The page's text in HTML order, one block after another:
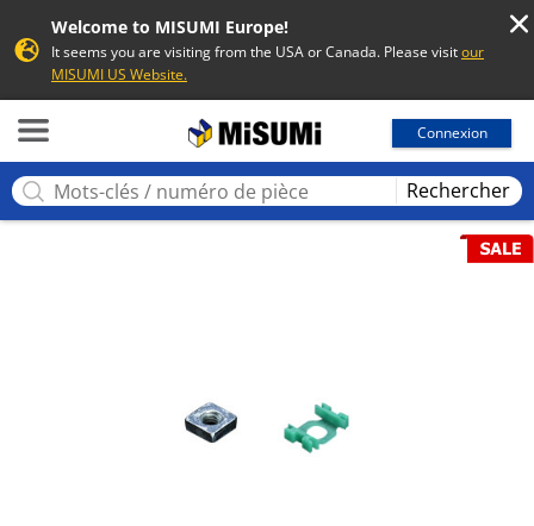
Welcome to MISUMI Europe!
It seems you are visiting from the USA or Canada. Please visitour
MISUMI US Website.
Connexion
Rechercher